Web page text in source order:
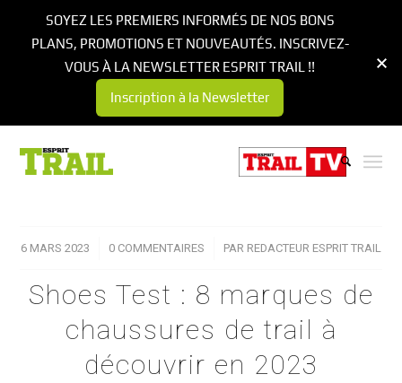
6 MARS 2023
/ 0 COMMENTAIRES
/ PAR REDACTEUR ESPRIT TRAIL
Shoes Test : 8 marques de
chaussures de trail à
découvrir en 2023
SOYEZ LES PREMIERS INFORMÉS DE NOS BONS
PLANS, PROMOTIONS ET NOUVEAUTÉS. INSCRIVEZ-
VOUS À LA NEWSLETTER ESPRIT TRAIL !!
Inscription à la Newsletter